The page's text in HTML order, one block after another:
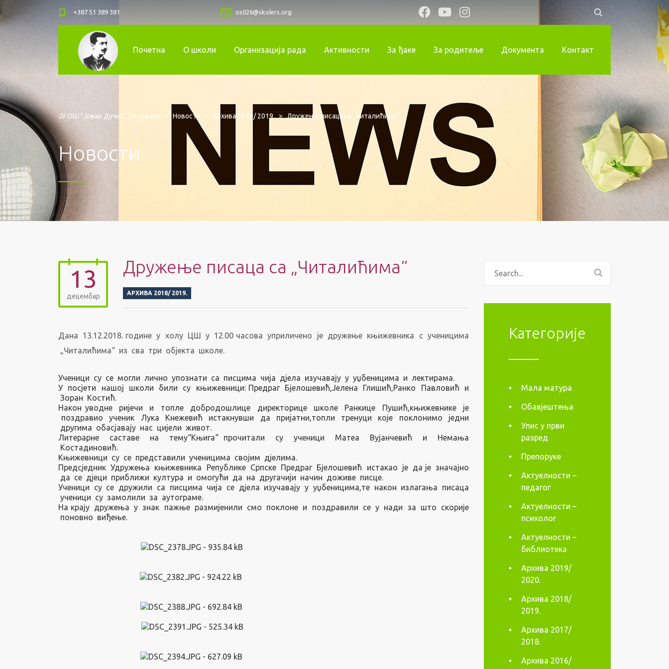
+387 51 389 381 os026@skolers.org
Почетна О школи Организација рада Активности За ђаке За родитеље Документа Контакт
ЈУ ОШ "Јован Дучић" Залужани > Новости > Архива 2018/ 2019. > Дружење писаца са „Читалићима“
Новости
13
децембар
Дружење писаца са „Читалићима“
АРХИВА 2018/ 2019.
Дана 13.12.2018. године у холу ЦШ у 12.00 часова уприличено је дружење књижевника с ученицима
„Читалићима“ из сва три објекта школе.
Ученици су се могли лично упознати са писцима чија дјела изучавају у уџбеницима и лектирама.
У посјети нашој школи били су књижевници: Предраг Бјелошевић,Јелена Глишић,Ранко Павловић и
Зоран Костић.
Након уводне ријечи и топле добродошлице директорице школе Ранкице Пушић,књижевнике је
поздравио ученик Лука Кнежевић истакнувши да пријатни,топли тренуци које поклонимо једни
другима обасјавају нас цијели живот.
Литерарне саставе на тему“Књига“ прочитали су ученици Матеа Вујанчевић и Немања
Костадиновић.
Књижевници су се представили ученицима својим дјелима.
Предсједник Удружења књижевника Републике Српске Предраг Бјелошевић истакао је да је значајно
да се дјеци приближи култура и омогући да на другачији начин доживе писце.
Ученици су се дружили са писцима чија се дјела изучавају у уџбеницима,те након излагања писаца
ученици су замолили за аутограме.
На крају дружења у знак пажње размијенили смо поклоне и поздравили се у нади за што скорије
поновно виђење.
Категорије
Мала матура
Обавјештења
Упис у први
разред
Препоруке
Актуелности –
педагог
Актуелности –
психолог
Актуелности –
библиотека
Архива 2019/
2020.
Архива 2018/
2019.
Архива 2017/
2018.
Архива 2016/